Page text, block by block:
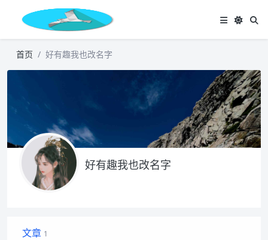
首页 好有趣我也改名字
好有趣我也改名字
文章 1